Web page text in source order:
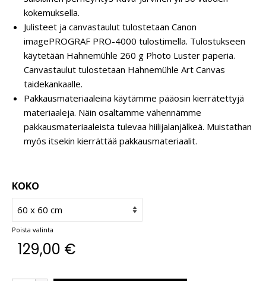
kokemuksella.
Julisteet ja canvastaulut tulostetaan Canon
imagePROGRAF PRO-4000 tulostimella. Tulostukseen
käytetään Hahnemühle 260 g Photo Luster paperia.
Canvastaulut tulostetaan Hahnemühle Art Canvas
taidekankaalle.
Pakkausmateriaaleina käytämme pääosin kierrätettyjä
materiaaleja. Näin osaltamme vähennämme
pakkausmateriaaleista tulevaa hiilijalanjälkeä. Muistathan
myös itsekin kierrättää pakkausmateriaalit.
KOKO
Poista valinta
129,00 €